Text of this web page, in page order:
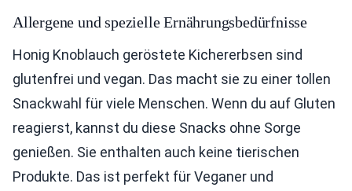
Allergene und spezielle Ernährungsbedürfnisse
Honig Knoblauch geröstete Kichererbsen sind
glutenfrei und vegan. Das macht sie zu einer tollen
Snackwahl für viele Menschen. Wenn du auf Gluten
reagierst, kannst du diese Snacks ohne Sorge
genießen. Sie enthalten auch keine tierischen
Produkte. Das ist perfekt für Veganer und